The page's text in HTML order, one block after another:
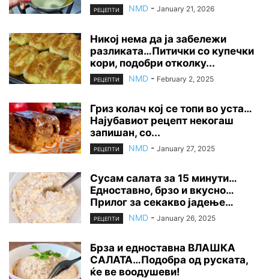
РЕЦЕПТИ NMD - January 21, 2026
Никој нема да ја забележи
разликата…Питички со купечки
кори, подобри отколку...
РЕЦЕПТИ NMD - February 2, 2025
Гриз колач кој се топи во уста…
Најубавиот рецепт некогаш
запишан, со...
РЕЦЕПТИ NMD - January 27, 2025
Сусам салата за 15 минути…
Едноставно, брзо и вкусно…
Прилог за секакво јадење…
РЕЦЕПТИ NMD - January 26, 2025
Брза и едноставна ВЛАШКА
САЛАТА…Подобра од руската,
ќе ве воодушеви!